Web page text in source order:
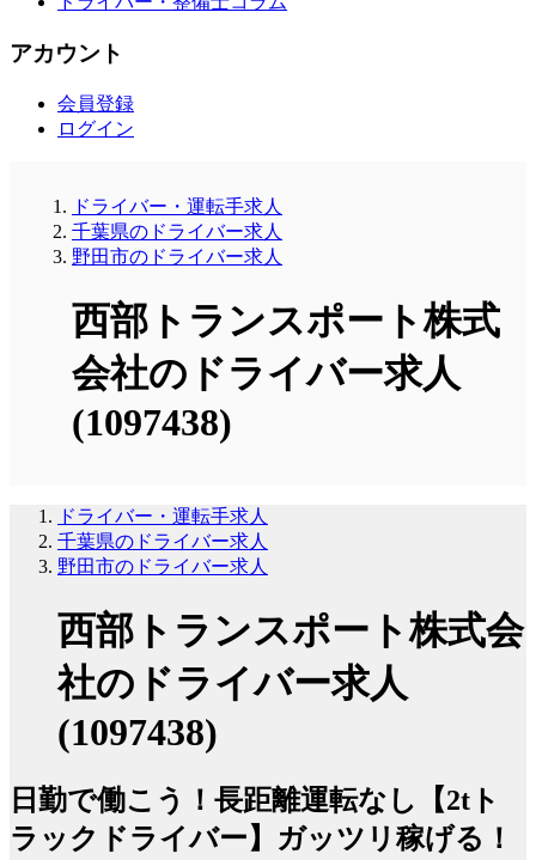
アカウント
会員登録
ログイン
ドライバー・運転手求人
千葉県のドライバー求人
野田市のドライバー求人
西部トランスポート株式
会社のドライバー求人
(1097438)
ドライバー・運転手求人
千葉県のドライバー求人
野田市のドライバー求人
西部トランスポート株式会
社のドライバー求人
(1097438)
日勤で働こう！長距離運転なし【2tト
ラックドライバー】ガッツリ稼げる！